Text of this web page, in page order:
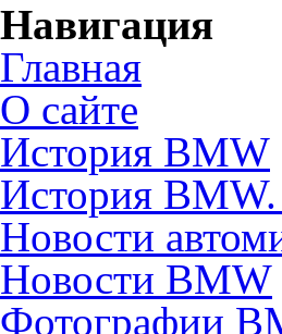
Навигация
Главная
О сайте
История BMW
История
Новости
Новости BMW
Фотографии